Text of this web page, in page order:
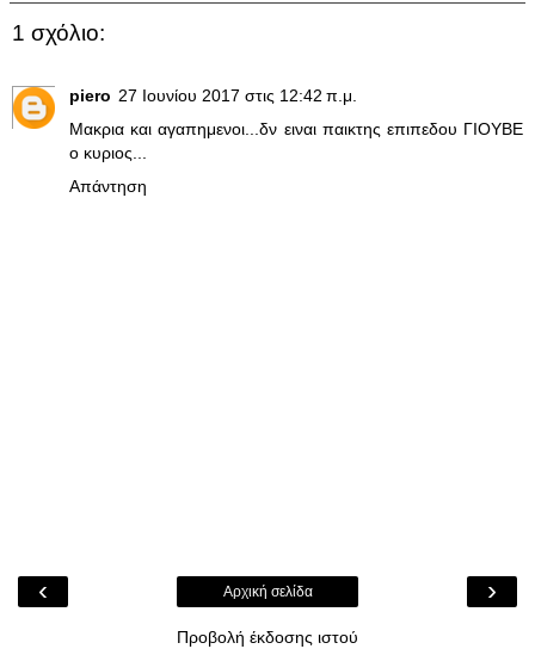
1 σχόλιο:
piero 27 Ιουνίου 2017 στις 12:42 π.μ.
Μακρια και αγαπημενοι...δν ειναι παικτης επιπεδου ΓΙΟΥΒΕ
ο κυριος...
Απάντηση
‹ ›
Αρχική σελίδα
Προβολή έκδοσης ιστού